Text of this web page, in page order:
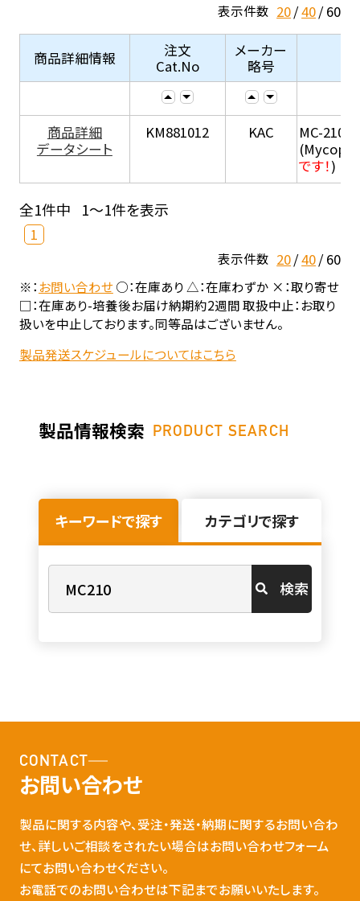
表示件数 20 40 60
商品詳細情報
注文
Cat.No
メーカー
略号
商品詳細
データシート
KM881012 KAC
MC-210 (
です！)
全1件中 1～1件を表示
1
表示件数 20 40 60
※：お問い合わせ○：在庫あり △：在庫わずか ×：取り寄せ
□：在庫あり-培養後お届け納期約2週間 取扱中止：お取り
扱いを中止しております。同等品はございません。
製品発送スケジュールについてはこちら
製品情報検索 PRODUCT SEARCH
キーワードで探す カテゴリで探す
検索
CONTACT
お問い合わせ
製品に関する内容や、受注・発送・納期に関するお問い合わ
せ、詳しいご相談をされたい場合はお問い合わせフォーム
にてお問い合わせください。
お電話でのお問い合わせは下記までお願いいたします。